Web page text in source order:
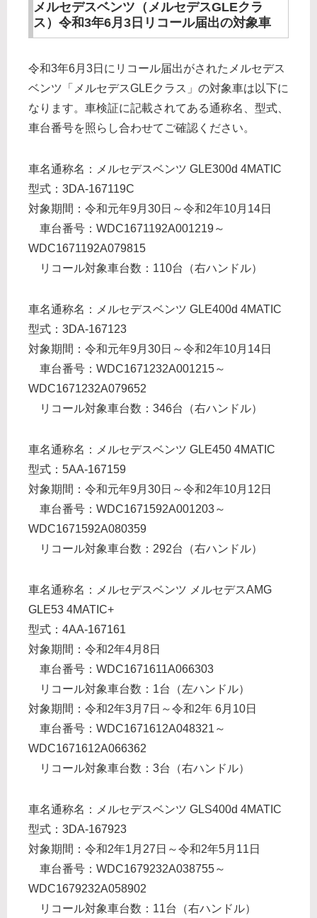
メルセデスベンツ（メルセデスGLEクラ
ス）令和3年6月3日リコール届出の対象車
令和3年6月3日にリコール届出がされたメルセデス
ベンツ「メルセデスGLEクラス」の対象車は以下に
なります。車検証に記載されてある通称名、型式、
車台番号を照らし合わせてご確認ください。
車名通称名：メルセデスベンツ GLE300d 4MATIC
型式：3DA-167119C
対象期間：令和元年9月30日～令和2年10月14日
車台番号：WDC1671192A001219～
WDC1671192A079815
リコール対象車台数：110台（右ハンドル）
車名通称名：メルセデスベンツ GLE400d 4MATIC
型式：3DA-167123
対象期間：令和元年9月30日～令和2年10月14日
車台番号：WDC1671232A001215～
WDC1671232A079652
リコール対象車台数：346台（右ハンドル）
車名通称名：メルセデスベンツ GLE450 4MATIC
型式：5AA-167159
対象期間：令和元年9月30日～令和2年10月12日
車台番号：WDC1671592A001203～
WDC1671592A080359
リコール対象車台数：292台（右ハンドル）
車名通称名：メルセデスベンツ メルセデスAMG
GLE53 4MATIC+
型式：4AA-167161
対象期間：令和2年4月8日
車台番号：WDC1671611A066303
リコール対象車台数：1台（左ハンドル）
対象期間：令和2年3月7日～令和2年 6月10日
車台番号：WDC1671612A048321～
WDC1671612A066362
リコール対象車台数：3台（右ハンドル）
車名通称名：メルセデスベンツ GLS400d 4MATIC
型式：3DA-167923
対象期間：令和2年1月27日～令和2年5月11日
車台番号：WDC1679232A038755～
WDC1679232A058902
リコール対象車台数：11台（右ハンドル）